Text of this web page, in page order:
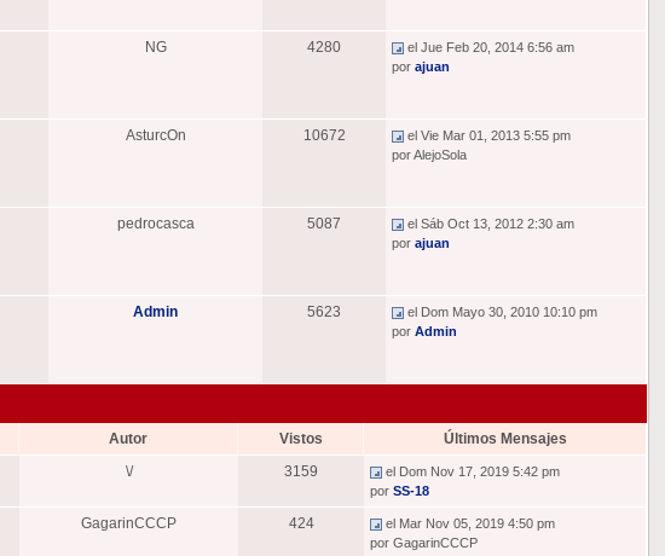
NG 4280
el Jue Feb 20, 2014 6:56 am
porajuan
AsturcOn 10672
el Vie Mar 01, 2013 5:55 pm
por AlejoSola
pedrocasca 5087
el Sáb Oct 13, 2012 2:30 am
porajuan
Admin 5623
el Dom Mayo 30, 2010 10:10 pm
porAdmin
Autor Vistos
Últimos Mensajes
\/ 3159
el Dom Nov 17, 2019 5:42 pm
porSS-18
GagarinCCCP 424
el Mar Nov 05, 2019 4:50 pm
por GagarinCCCP